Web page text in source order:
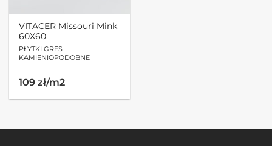
VITACER Missouri Mink
60X60
PŁYTKI GRES
KAMIENIOPODOBNE
109 zł/m2